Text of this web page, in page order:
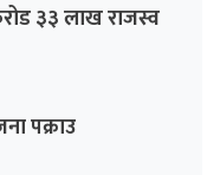
३३ लाख राजस्व
पक्राउ